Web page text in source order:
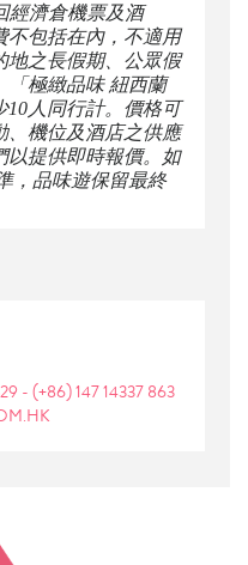
經濟倉機票及酒
不包括在內，不適用
地之長假期、公眾假
「極緻品味 紐西蘭
10人同行計。價格可
、機位及酒店之供應
以提供即時報價。如
，品味遊保留最終
- (+86) 147 14337 863